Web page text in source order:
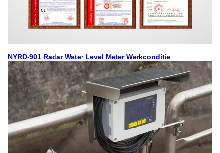
NYRD-901 Radar Water Level Meter Werkconditie